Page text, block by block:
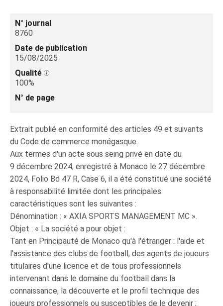
N° journal
8760
Date de publication
15/08/2025
Qualité
100%
N° de page
Extrait publié en conformité des articles 49 et suivants
du Code de commerce monégasque.
Aux termes d'un acte sous seing privé en date du
9 décembre 2024, enregistré à Monaco le 27 décembre
2024, Folio Bd 47 R, Case 6, il a été constitué une société
à responsabilité limitée dont les principales
caractéristiques sont les suivantes :
Dénomination : « AXIA SPORTS MANAGEMENT MC ».
Objet : « La société a pour objet :
Tant en Principauté de Monaco qu'à l'étranger : l'aide et
l'assistance des clubs de football, des agents de joueurs
titulaires d'une licence et de tous professionnels
intervenant dans le domaine du football dans la
connaissance, la découverte et le profil technique des
joueurs professionnels ou susceptibles de le devenir ;